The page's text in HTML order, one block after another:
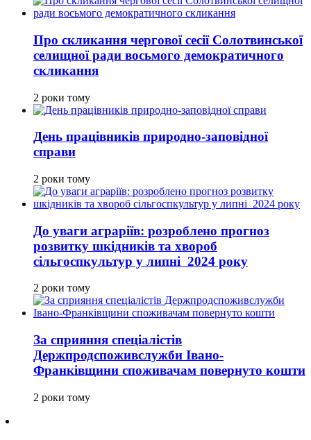
Про скликання чергової сесії Солотвинської
селищної ради восьмого демократичного
скликання
2 роки тому
День працівників природно-заповідної
справи
2 роки тому
До уваги аграріїв: розроблено прогноз
розвитку шкідників та хвороб
сільгоспкультур у липні 2024 року
2 роки тому
За сприяння спеціалістів
Держпродспоживслужби Івано-
Франківщини споживачам повернуто кошти
2 роки тому